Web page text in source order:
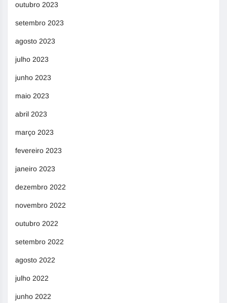
outubro 2023
setembro 2023
agosto 2023
julho 2023
junho 2023
maio 2023
abril 2023
março 2023
fevereiro 2023
janeiro 2023
dezembro 2022
novembro 2022
outubro 2022
setembro 2022
agosto 2022
julho 2022
junho 2022